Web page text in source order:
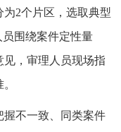
2个片区，选取典型
围绕案件定性量
，审理人员现场指
握不一致、同类案件